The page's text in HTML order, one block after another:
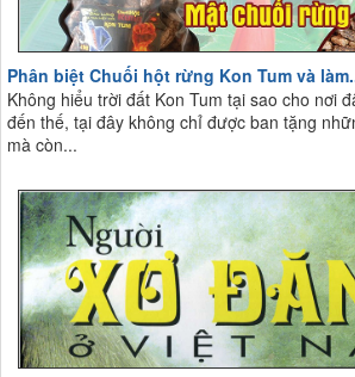
Phân biệt Chuối hột rừng Kon Tum và
Không hiểu trời đất Kon Tum tại sao cho nơi
đến thế, tại đây không chỉ được ban tặng
mà còn...